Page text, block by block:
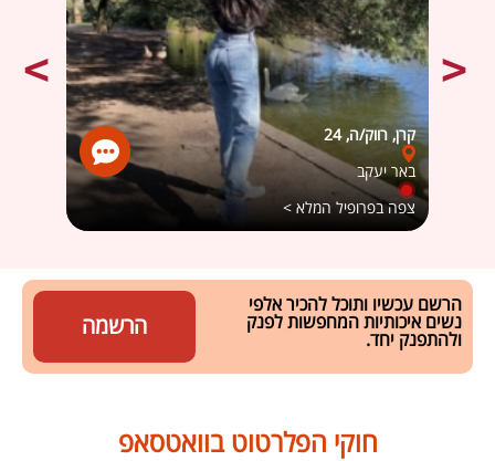
קרן, רווק/ה, 24
באר יעקב
צפה בפרופיל המלא >
הרשמה
הרשם עכשיו ותוכל להכיר אלפי
נשים איכותיות המחפשות לפנק
ולהתפנק יחד.
חוקי הפלרטוט בוואטסאפ